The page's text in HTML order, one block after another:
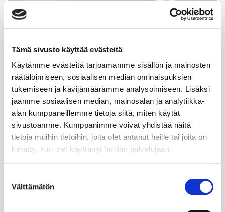
Tämä sivusto käyttää evästeitä
Käytämme evästeitä tarjoamamme sisällön ja mainosten
räätälöimiseen, sosiaalisen median ominaisuuksien
tukemiseen ja kävijämäärämme analysoimiseen. Lisäksi
jaamme sosiaalisen median, mainosalan ja analytiikka-
alan kumppaneillemme tietoja siitä, miten käytät
sivustoamme. Kumppanimme voivat yhdistää näitä
tietoja muihin tietoihin, joita olet antanut heille tai joita on
kerätty, kun olet käyttänyt heidän palvelujaan.
valinta
Välttämätön
Laura Tarkka
COO Finland, Germany & Poland / Scandic Group
AB
Laura Tarkka on suomalaisen majoitus ja palvelualan
muutosjohtaja – käytännönläheinen, ihmisläheinen ja
samalla vahvasti strateginen. Laura johtaa Suomessa
taustaltaan tuotantotalouden diplomi-insinööri ja on
toiminut aiemmin mm. Gigantin ja Kämp Collection